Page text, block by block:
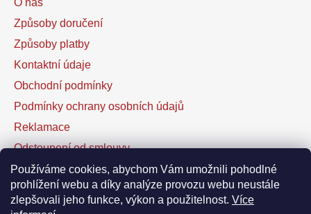
Používáme cookies, abychom Vám umožnili pohodlné
prohlížení webu a díky analýze provozu webu neustále
zlepšovali jeho funkce, výkon a použitelnost. Více
O nás
Způsoby doručení
Způsoby platby
Kontaktní údaje
Obchodní podmínky
Podmínky ochrany osobních údajů
Reklamace
Odstoupení od smlouvy
Kontaktní formulář